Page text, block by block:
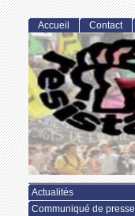
Accueil Contact
Actualités
Communiqué de presse